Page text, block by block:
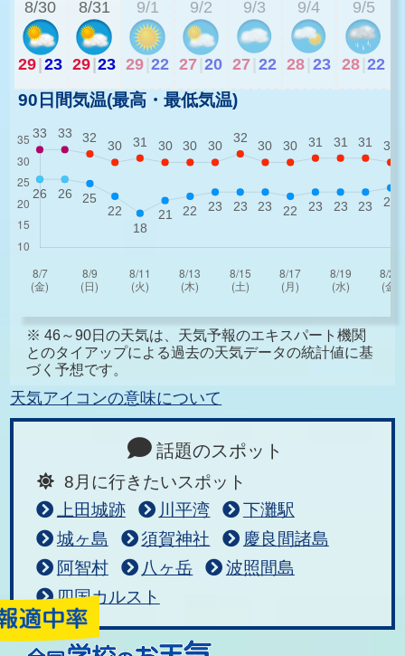
8/30
29|23
8/31
29|23
9/1
29 22
9/2
27 20
9/3
27 22
9/4
28 23
9/5
28 22
90日間気温(最高・最低気温)
※ 46～90日の天気は、天気予報のエキスパート機関
とのタイアップによる過去の天気データの統計値に基
づく予想です。
天気アイコンの意味について
話題のスポット
8月に行きたいスポット
上田城跡
川平湾
下灘駅
城ヶ島
須賀神社
慶良間諸島
阿智村
八ヶ岳
波照間島
四国カルスト